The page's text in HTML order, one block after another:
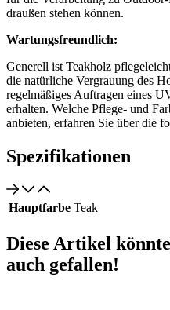
draußen stehen können.
Wartungsfreundlich:
Generell ist Teakholz
die natürliche Vergrauung des
regelmäßiges Auftragen eines
erhalten. Welche Pflege- und
anbieten, erfahren Sie über die
Spezifikationen
Hauptfarbe Teak
Diese Artikel
auch gefallen!